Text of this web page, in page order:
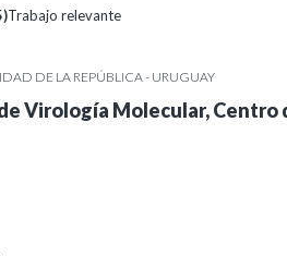
Trabajo relevante
DE LA REPÚBLICA - URUGUAY
Virología Molecular, Centro